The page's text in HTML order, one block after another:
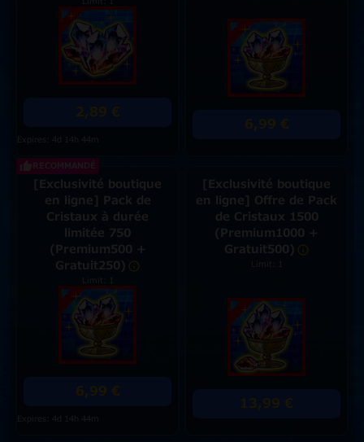
Expires: 4d 14h 44m
[Exclusivité boutique
en ligne] Pack de
Cristaux à durée
limitée 750
(Premium500 +
Gratuit250)
Limit: 1
Expires: 4d 14h 44m
RECOMMANDÉ
[Exclusivité boutique
en ligne] Offre de Pack
de Cristaux 1500
(Premium1000 +
Gratuit500)
Limit: 1